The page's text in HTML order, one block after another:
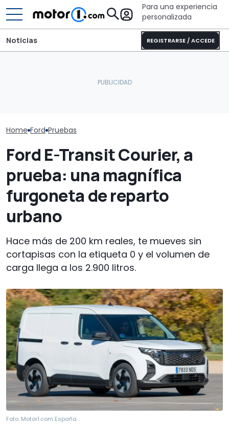
Para una experiencia
personalizada
REGISTRARSE / ACCEDE
Noticias
Home Ford Pruebas
Ford E-Transit Courier, a
prueba: una magnífica
furgoneta de reparto
urbano
Hace más de 200 km reales, te mueves sin
cortapisas con la etiqueta 0 y el volumen de
carga llega a los 2.900 litros.
Foto: Motor1.com España